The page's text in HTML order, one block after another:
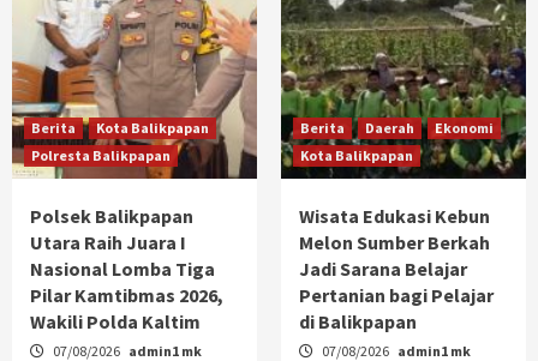
Berita
Kota Balikpapan
Polresta Balikpapan
Polsek Balikpapan
Utara Raih Juara I
Nasional Lomba Tiga
Pilar Kamtibmas 2026,
Wakili Polda Kaltim
07/08/2026 admin1 mk
Berita Daerah
Ekonomi
Kota Balikpapan
Wisata Edukasi Kebun
Melon Sumber Berkah
Jadi Sarana Belajar
Pertanian bagi Pelajar
di Balikpapan
07/08/2026 admin1 mk